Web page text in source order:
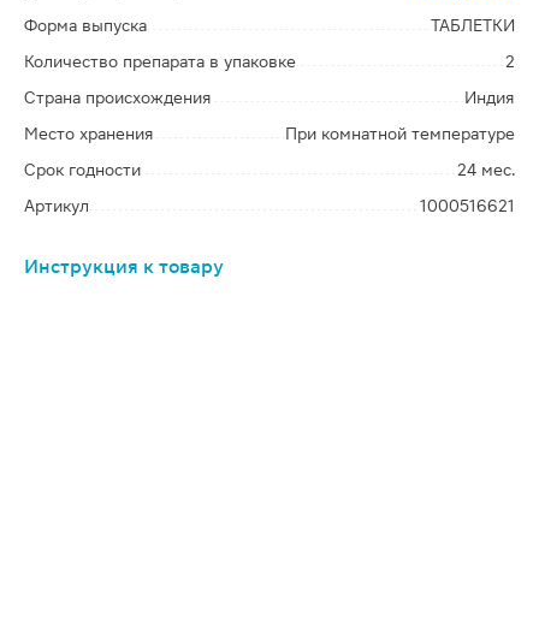
Форма выпуска
ТАБЛЕТКИ
Количество препарата в упаковке
2
Страна происхождения
Индия
Место хранения
При комнатной температуре
Срок годности
24 мес.
Артикул
1000516621
Инструкция к товару